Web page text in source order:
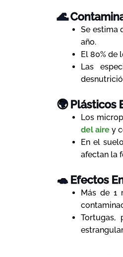
🌊
Se estima
año.
El 80% de
Las
🌍 Plásticos
Los
del aire y
En el
afectan la
🐢 Efectos
Más de 1
Tortugas,